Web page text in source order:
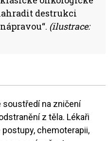
destrukci
(ilustrace:
soustředí na zničení
z těla. Lékaři
chemoterapii,